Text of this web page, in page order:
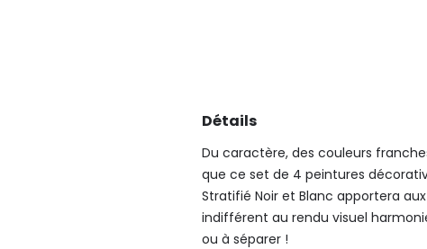
Détails
Du caractère, des couleurs
que ce set de 4 peintures
Stratifié Noir et Blanc apportera
indifférent au rendu visuel
ou à séparer !